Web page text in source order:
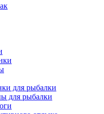
для рыбалки
для рыбалки